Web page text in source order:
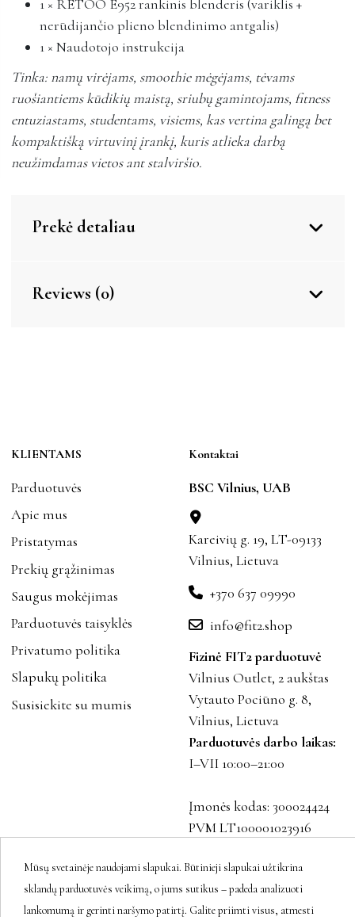
1 × RETOO E952 rankinis blenderis (variklis +
nerūdijančio plieno blendinimo antgalis)
1 × Naudotojo instrukcija
Tinka: namų virėjams, smoothie mėgėjams, tėvams
ruošiantiems kūdikių maistą, sriubų gamintojams, fitness
entuziastams, studentams, visiems, kas vertina galingą bet
kompaktišką virtuvinį įrankį, kuris atlieka darbą
neužimdamas vietos ant stalviršio.
Prekė detaliau
Reviews (0)
KLIENTAMS
Parduotuvės
Apie mus
Pristatymas
Prekių grąžinimas
Saugus mokėjimas
Parduotuvės taisyklės
Privatumo politika
Slapukų politika
Susisiekite su mumis
Kontaktai
BSC Vilnius, UAB
Kareivių g. 19, LT-09133
Vilnius, Lietuva
+370 637 09990
info@fit2.shop
Fizinė FIT2 parduotuvė
Vilnius Outlet, 2 aukštas
Vytauto Pociūno g. 8,
Vilnius, Lietuva
Parduotuvės darbo laikas:
I–VII 10:00–21:00
Įmonės kodas: 300024424
PVM LT100001023916
Sekite mus
Mūsų svetainėje naudojami slapukai. Būtinieji slapukai užtikrina
sklandų parduotuvės veikimą, o jums sutikus – padeda analizuoti
lankomumą ir gerinti naršymo patirtį. Galite priimti visus, atmesti